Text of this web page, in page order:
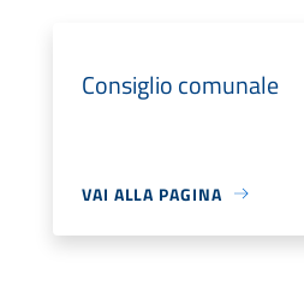
Consiglio comunale
VAI ALLA PAGINA